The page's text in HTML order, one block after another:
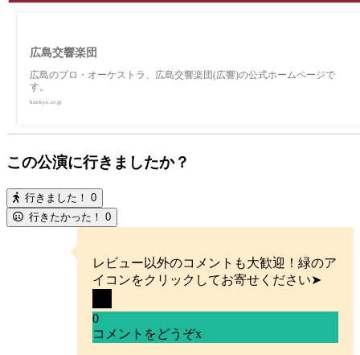
広島交響楽団
広島のプロ・オーケストラ、広島交響楽団(広響)の公式ホームページで
す。
hirokyo.or.jp
この公演に行きましたか？
行きました！ 0
行きたかった！ 0
レビュー以外のコメントも大歓迎！緑のア
イコンをクリックしてお寄せください➤
0
コメントをどうぞx